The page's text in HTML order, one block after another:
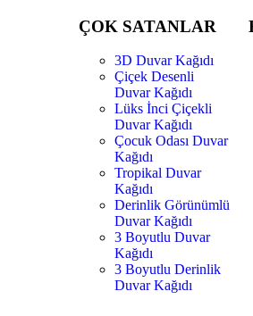
ÇOK SATANLAR
3D Duvar Kağıdı
Çiçek Desenli
Duvar Kağıdı
Lüks İnci Çiçekli
Duvar Kağıdı
Çocuk Odası Duvar
Kağıdı
Tropikal Duvar
Kağıdı
Derinlik Görünümlü
Duvar Kağıdı
3 Boyutlu Duvar
Kağıdı
3 Boyutlu Derinlik
Duvar Kağıdı